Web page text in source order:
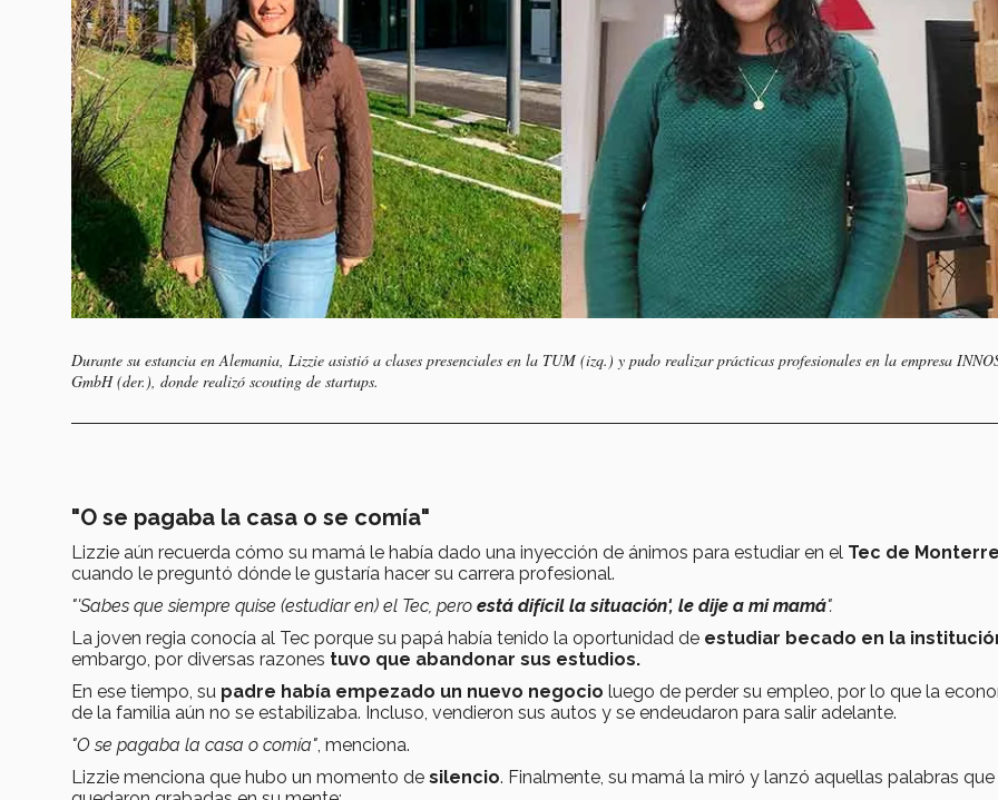
Durante su estancia en Alemania, Lizzie asistió a clases presenciales en la TUM (izq.) y pudo realizar prácticas profesionales en la empresa
GmbH (der.), donde realizó scouting de startups.
"O se pagaba la casa o se comía"
Lizzie aún recuerda cómo su mamá le había dado una inyección de ánimos para estudiar en el Tec de
cuando le preguntó dónde le gustaría hacer su carrera profesional.
"'Sabes que siempre quise (estudiar en) el Tec, pero está difícil la situación', le dije a mi mamá".
La joven regia conocía al Tec porque su papá había tenido la oportunidad de estudiar becado en la
embargo, por diversas razones tuvo que abandonar sus estudios.
En ese tiempo, su padre había empezado un nuevo negocio luego de perder su empleo, por lo que la
de la familia aún no se estabilizaba. Incluso, vendieron sus autos y se endeudaron para salir adelante.
"O se pagaba la casa o comía", menciona.
Lizzie menciona que hubo un momento de silencio. Finalmente, su mamá la miró y lanzó aquellas palabras que